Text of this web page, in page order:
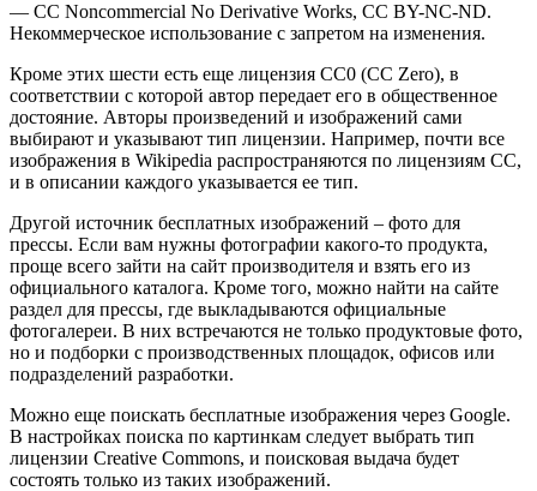
— CC Noncommercial No Derivative Works, CC BY-NC-ND.
Некоммерческое использование с запретом на изменения.
Кроме этих шести есть еще лицензия CC0 (CC Zero), в
соответствии с которой автор передает его в общественное
достояние. Авторы произведений и изображений сами
выбирают и указывают тип лицензии. Например, почти все
изображения в Wikipedia распространяются по лицензиям CC,
и в описании каждого указывается ее тип.
Другой источник бесплатных изображений – фото для
прессы. Если вам нужны фотографии какого-то продукта,
проще всего зайти на сайт производителя и взять его из
официального каталога. Кроме того, можно найти на сайте
раздел для прессы, где выкладываются официальные
фотогалереи. В них встречаются не только продуктовые фото,
но и подборки с производственных площадок, офисов или
подразделений разработки.
Можно еще поискать бесплатные изображения через Google.
В настройках поиска по картинкам следует выбрать тип
лицензии Creative Commons, и поисковая выдача будет
состоять только из таких изображений.